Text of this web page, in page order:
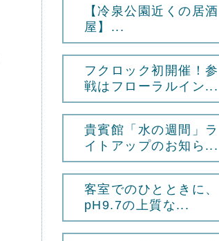
【冷泉公園近くの居酒
屋】...
フクロック初開催！参
戦はフローラルイン...
貴賓館「水の週間」ラ
イトアップのお知ら...
客室でのひとときに、
pH9.7の上質な...